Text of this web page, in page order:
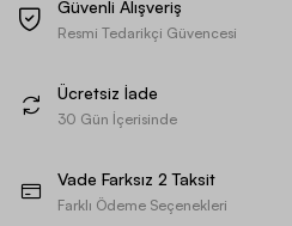
Güvenli Alışveriş
Resmi Tedarikçi Güvencesi
Ücretsiz İade
30 Gün İçerisinde
Vade Farksız 2 Taksit
Farklı Ödeme Seçenekleri